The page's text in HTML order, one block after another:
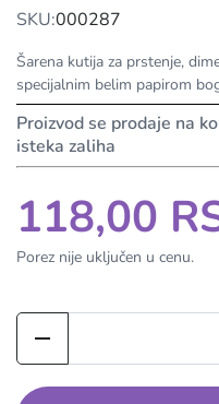
SKU:000287
Šarena kutija za prstenje,
specijalnim belim papirom
Proizvod se prodaje na
isteka zaliha
118,00
Porez nije uključen u cenu.